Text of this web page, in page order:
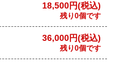
18,500円(税込)
残り0個です
36,000円(税込)
残り0個です